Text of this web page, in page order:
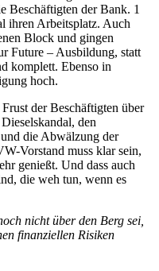
Beschäftigten der Bank. 1
ihren Arbeitsplatz. Auch
Block und gingen
Future – Ausbildung, statt
komplett. Ebenso in
hoch.
der Beschäftigten über
den
die Abwälzung der
Vorstand muss klar sein,
genießt. Und dass auch
die weh tun, wenn es
nicht über den Berg sei,
finanziellen Risiken